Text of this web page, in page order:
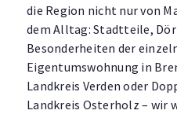
die Region nicht nur von
dem Alltag: Stadtteile,
Besonderheiten der
Eigentumswohnung in
Landkreis Verden oder
Landkreis Osterholz – wir